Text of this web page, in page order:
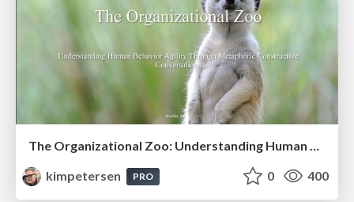
The Organizational Zoo: Understanding Human Behavior Agility Through Metaphoric Constructive Conversations (based on the works of Arthur Shelley, Ph.D)
kimpetersen
PRO 0 400